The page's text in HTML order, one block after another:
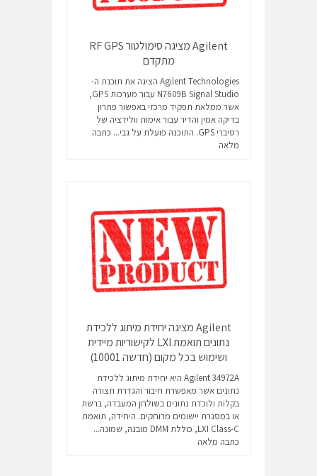
Agilent מציגה סימולטור RF GPS
מתקדם
Agilent Technologies הציגה את תוכנת ה-
N7609B Signal Studio עבור מערכות GPS,
אשר ממלאת תפקיד מרכזי באפשור פתרון
בדיקה אמין והדיר עבור אימות וולידציה של
רסיברי GPS. התוכנה פועלת על גבי...
כתבה
מלאה
Agilent מציגה יחידת מיתוג ללכידת
נתונים תואמת LXI לקישוריות מיידית
ושימוש בכל מקום (חדשה 10001)
Agilent 34972A היא יחידת מיתוג ללכידת
נתונים אשר מאפשרת חיבור והגדרת תצורה
בקלות ולוכדת נתונים בשולחן המעבדה, ברשת
או במסגרת יישומים מרוחקים. היחידה, תואמת
LXI Class-C, כוללת DMM מובנה, שמונה...
כתבה מלאה